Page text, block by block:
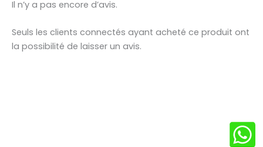
Il n’y a pas encore d’avis.
Seuls les clients connectés ayant acheté ce produit ont
la possibilité de laisser un avis.